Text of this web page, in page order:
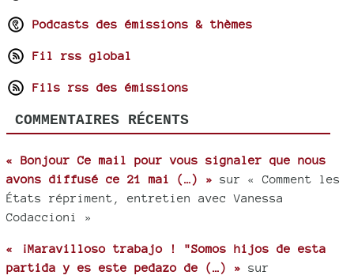
Podcasts des émissions & thèmes
Fil rss global
Fils rss des émissions
COMMENTAIRES RÉCENTS
« Bonjour Ce mail pour vous signaler que nous
avons diffusé ce 21 mai (…) » sur « Comment les
États répriment, entretien avec Vanessa
Codaccioni »
« ¡Maravilloso trabajo ! "Somos hijos de esta
partida y es este pedazo de (…) » sur